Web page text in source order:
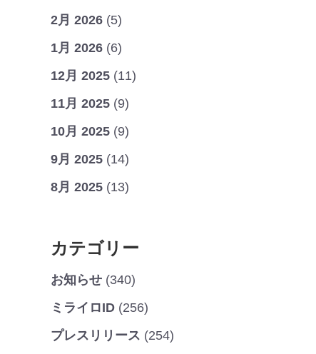
2月 2026 (5)
1月 2026 (6)
12月 2025 (11)
11月 2025 (9)
10月 2025 (9)
9月 2025 (14)
8月 2025 (13)
カテゴリー
お知らせ (340)
ミライロID (256)
プレスリリース (254)